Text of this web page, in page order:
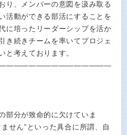
り、メンバーの意図を汲み取る
活動ができる部活にすることを
に培ったリーダーシップを活か
き続きチームを率いてプロジェ
と考えております。
部分が致命的に欠けていま
せん”といった具合に所謂、自